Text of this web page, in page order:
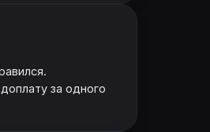
за одного